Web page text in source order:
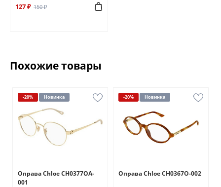
127 ₽ 150 ₽
Похожие товары
-20% Новинка
Оправа Chloe CH0377OA-
001
-20% Новинка
Оправа Chloe CH0367O-002